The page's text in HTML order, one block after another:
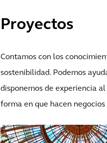
Proyectos
Contamos con los
sostenibilidad. Podemos
disponemos de experiencia
forma en que hacen